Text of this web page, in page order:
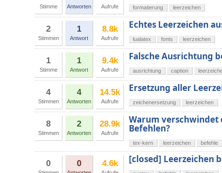
Stimme Antworten Aufrufe formatierung leerzeichen
2
Stimmen
1
Antwort
8.8k
Aufrufe
Echtes Leerzeichen
lualatex fonts leerzeichen
1
Stimme
1
Antwort
9.4k
Aufrufe
Falsche Ausrichtung
ausrichtung caption
4
Stimmen
4
Antworten
14.5k
Aufrufe
Ersetzung aller
zeichenersetzung leerzeichen
8
Stimmen
2
Antworten
28.9k
Aufrufe
Warum verschwindet
Befehlen?
tex-kern leerzeichen befehle
0 0 4.6k [closed] Leerzeichen